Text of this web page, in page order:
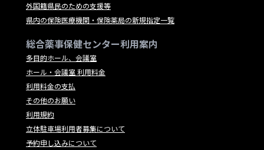
外国籍県民のための支援等
県内の保険医療機関・保険薬局の新規指定一覧
総合薬事保健センター利用案内
多目的ホール、会議室
ホール・会議室 利用料金
利用料金の支払
その他のお願い
利用規約
立体駐車場利用者募集について
予約申し込みについて